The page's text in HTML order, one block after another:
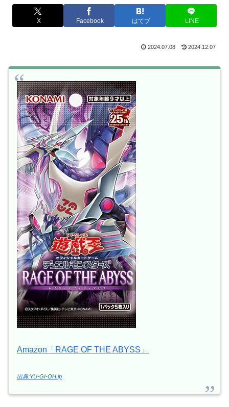
X Facebook はてブ LINE
2024.07.08 2024.12.07
Amazon「RAGE OF THE ABYSS」
出典:YU-GI-OH.jp